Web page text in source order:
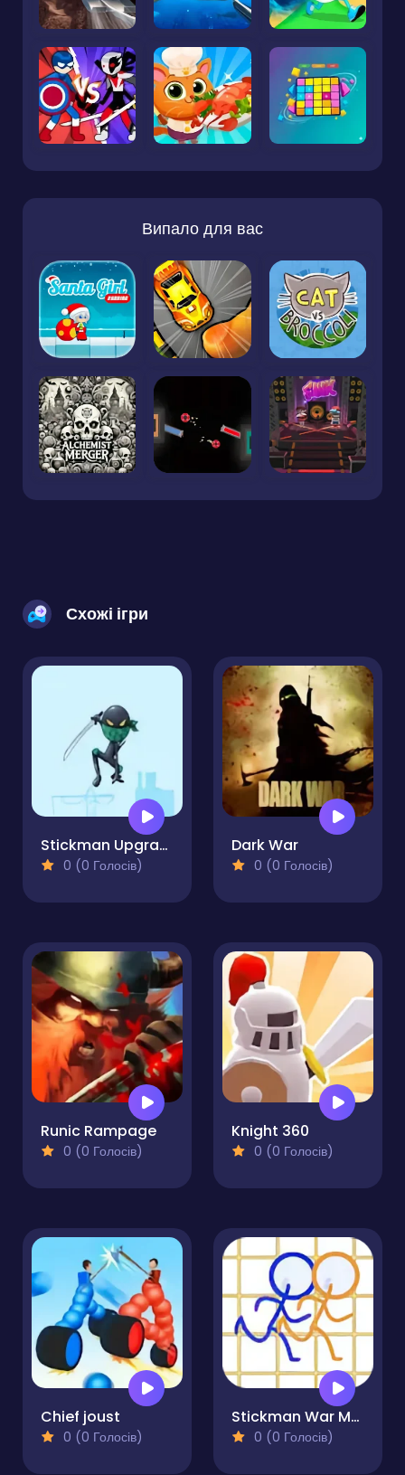
Випало для вас
Схожі ігри
Stickman Upgrade Battle
0 (0 Голосів)
Dark War
0 (0 Голосів)
Runic Rampage
0 (0 Голосів)
Knight 360
0 (0 Голосів)
Chief joust
0 (0 Голосів)
Stickman War Multiplayer
0 (0 Голосів)